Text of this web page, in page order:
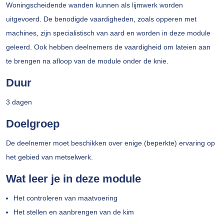
Woningscheidende wanden kunnen als lijmwerk worden
uitgevoerd. De benodigde vaardigheden, zoals opperen met
machines, zijn specialistisch van aard en worden in deze module
geleerd. Ook hebben deelnemers de vaardigheid om lateien aan
te brengen na afloop van de module onder de knie.
Duur
3 dagen
Doelgroep
De deelnemer moet beschikken over enige (beperkte) ervaring op
het gebied van metselwerk.
Wat leer je in deze module
Het controleren van maatvoering
Het stellen en aanbrengen van de kim